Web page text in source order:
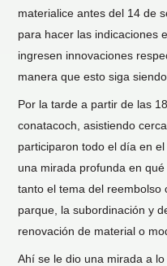
materialice antes del 14 de
para hacer las indicaciones
ingresen innovaciones
manera que esto siga
Por la tarde a partir de las
conatacoch, asistiendo
participaron todo el día en
una mirada profunda en
tanto el tema del reembolso
parque, la subordinación y
renovación de material o
Ahí se le dio una mirada a